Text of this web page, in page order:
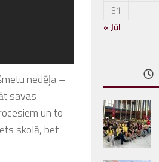
nedēļa –
savas
un to
skolā, bet
31
« Jūl